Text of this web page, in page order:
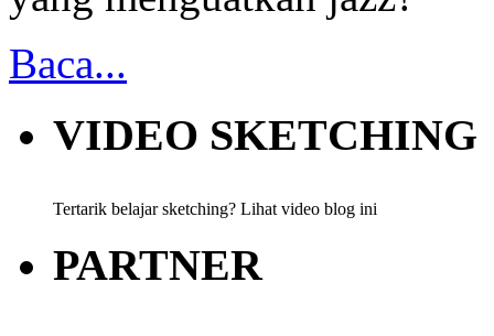
Baca...
VIDEO SKETCHING
Tertarik belajar sketching? Lihat video blog ini
PARTNER